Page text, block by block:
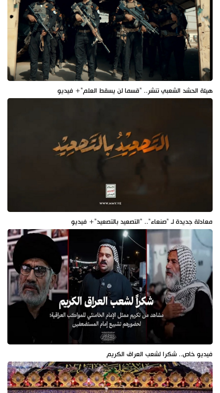
هيئة الحشد الشعبي تنشر.. "قسما لن يسقط العلم"+ فيديو
معادلة جديدة لـ "صنعاء".. "التصعيد بالتصعيد"+ فيديو
فيديو خاص.. شكرا لشعب العراق الكريم